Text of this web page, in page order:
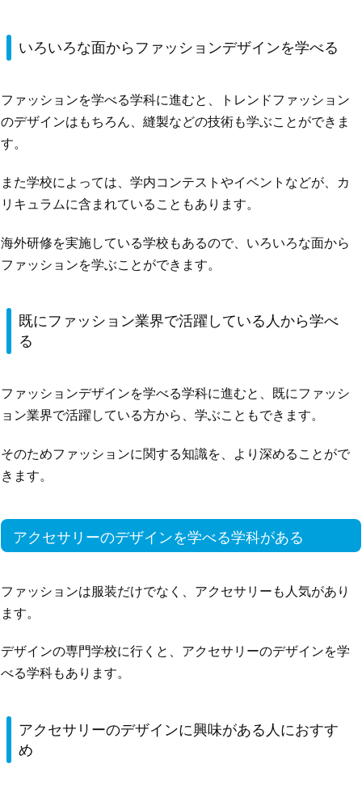
いろいろな面からファッションデザインを学べる
ファッションを学べる学科に進むと、トレンドファッション
のデザインはもちろん、縫製などの技術も学ぶことができま
す。
また学校によっては、学内コンテストやイベントなどが、カ
リキュラムに含まれていることもあります。
海外研修を実施している学校もあるので、いろいろな面から
ファッションを学ぶことができます。
既にファッション業界で活躍している人から学べ
る
ファッションデザインを学べる学科に進むと、既にファッシ
ョン業界で活躍している方から、学ぶこともできます。
そのためファッションに関する知識を、より深めることがで
きます。
アクセサリーのデザインを学べる学科がある
ファッションは服装だけでなく、アクセサリーも人気があり
ます。
デザインの専門学校に行くと、アクセサリーのデザインを学
べる学科もあります。
アクセサリーのデザインに興味がある人におすす
め